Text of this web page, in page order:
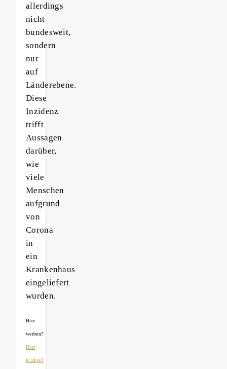
allerdings
nicht
bundesweit,
sondern
nur
auf
Länderebene.
Diese
Inzidenz
trifft
Aussagen
darüber,
wie
viele
Menschen
aufgrund
von
Corona
in
ein
Krankenhaus
eingeliefert
wurden.
Hier
werben?
Hier
klicken!